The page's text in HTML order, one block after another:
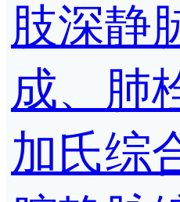
肢深静
成、肺
加氏综